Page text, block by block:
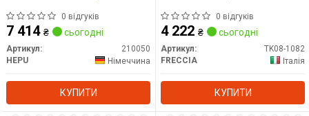
0 відгуків
7 414 ₴ сьогодні
Артикул:
210050
HEPU
Німеччина
КУПИТИ
0 відгуків
4 222 ₴ сьогодні
Артикул:
TK08-1082
FRECCIA
Італія
КУПИТИ